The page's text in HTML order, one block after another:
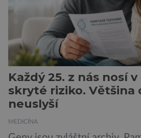
Každý 25. z nás nosí
skryté riziko. Většina
neuslyší
MEDICÍNA